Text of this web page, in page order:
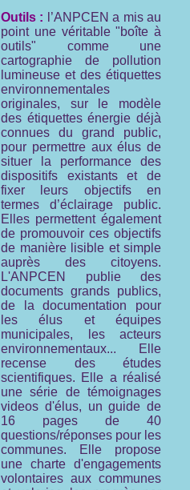
Outils :
l’ANPCEN a mis au
point une véritable "boîte à
outils" comme une
cartographie de pollution
lumineuse et des étiquettes
environnementales
originales, sur le modèle
des étiquettes énergie déjà
connues du grand public,
pour permettre aux élus de
situer la performance des
dispositifs existants et de
fixer leurs objectifs en
termes d’éclairage public.
Elles permettent également
de promouvoir ces objectifs
de manière lisible et simple
auprès des citoyens.
L'ANPCEN publie des
documents grands publics,
de la documentation pour
les élus et équipes
municipales, les acteurs
environnementaux... Elle
recense des études
scientifiques. Elle a réalisé
une série de témoignages
videos d'élus, un guide de
16 pages de 40
questions/réponses pour les
communes. Elle propose
une charte d'engagements
volontaires aux communes